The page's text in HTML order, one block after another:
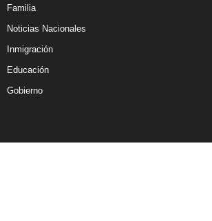
Familia
Noticias Nacionales
Inmigración
Educación
Gobierno